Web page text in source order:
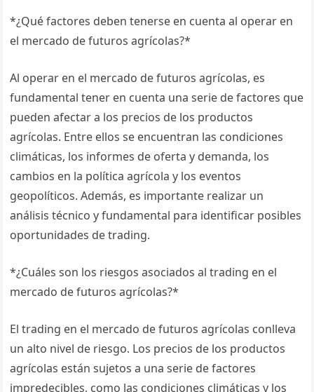
*¿Qué factores deben tenerse en cuenta al operar en
el mercado de futuros agrícolas?*
Al operar en el mercado de futuros agrícolas, es
fundamental tener en cuenta una serie de factores que
pueden afectar a los precios de los productos
agrícolas. Entre ellos se encuentran las condiciones
climáticas, los informes de oferta y demanda, los
cambios en la política agrícola y los eventos
geopolíticos. Además, es importante realizar un
análisis técnico y fundamental para identificar posibles
oportunidades de trading.
*¿Cuáles son los riesgos asociados al trading en el
mercado de futuros agrícolas?*
El trading en el mercado de futuros agrícolas conlleva
un alto nivel de riesgo. Los precios de los productos
agrícolas están sujetos a una serie de factores
impredecibles, como las condiciones climáticas y los